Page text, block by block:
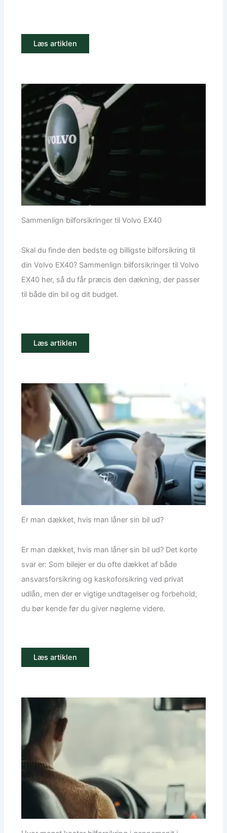
Læs artiklen
Sammenlign bilforsikringer til Volvo EX40
Skal du finde den bedste og billigste bilforsikring til
din Volvo EX40? Sammenlign bilforsikringer til Volvo
EX40 her, så du får præcis den dækning, der passer
til både din bil og dit budget.
Læs artiklen
Er man dækket, hvis man låner sin bil ud?
Er man dækket, hvis man låner sin bil ud? Det korte
svar er: Som bilejer er du ofte dækket af både
ansvarsforsikring og kaskoforsikring ved privat
udlån, men der er vigtige undtagelser og forbehold,
du bør kende før du giver nøglerne videre.
Læs artiklen